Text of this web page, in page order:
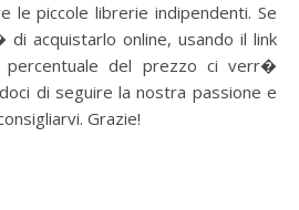
le piccole librerie indipendenti. Se
acquistarlo online, usando il link
percentuale del prezzo ci verr�
di seguire la nostra passione e
Grazie!